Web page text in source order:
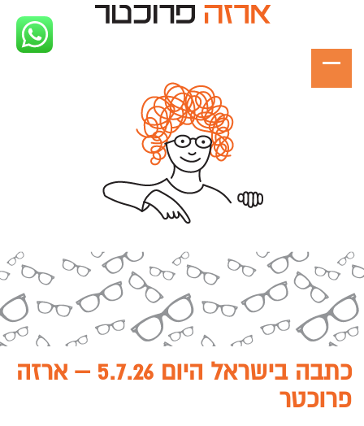
כתבה בישראל היום 5.7.26 – ארזה
פרוכטר